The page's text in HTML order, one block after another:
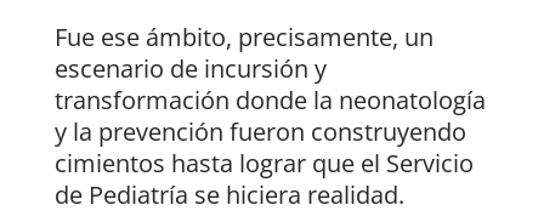
Fue ese ámbito, precisamente, un
escenario de incursión y
transformación donde la neonatología
y la prevención fueron construyendo
cimientos hasta lograr que el Servicio
de Pediatría se hiciera realidad.